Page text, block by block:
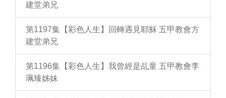
建堂弟兄
第1197集【彩色人生】回轉遇見耶穌 五甲教會方
建堂弟兄
第1196集【彩色人生】我曾經是乩童 五甲教會李
珮臻姊妹